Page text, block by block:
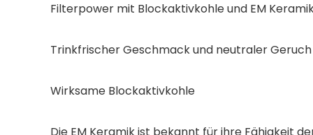
Filterpower mit Blockaktivkohle und EM
Trinkfrischer Geschmack und neutraler Geruch
Wirksame Blockaktivkohle